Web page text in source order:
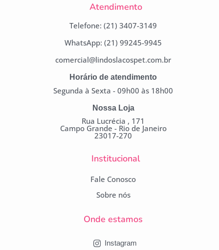
Atendimento
Telefone: (21) 3407-3149
WhatsApp: (21) 99245-9945
comercial@lindoslacospet.com.br
Horário de atendimento
Segunda à Sexta - 09h00 às 18h00
Nossa Loja
Rua Lucrécia , 171
Campo Grande - Rio de Janeiro
23017-270
Institucional
Fale Conosco
Sobre nós
Onde estamos
Instagram